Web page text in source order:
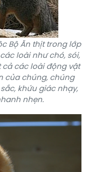
Bộ Ăn thịt trong lớp
loài như chó, sói,
cả các loài động vật
của chúng, chúng
khứu giác nhạy,
nhẹn.